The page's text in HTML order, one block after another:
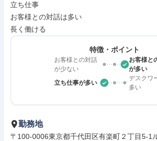
立ち仕事
お客様との対話は多い
長く働ける
特徴・ポイント
お客様との対話
が少ない
お客様と
が多い
立ち仕事が多い
デスクワ
多い
勤務地
〒100-0006東京都千代田区有楽町２丁目5-1